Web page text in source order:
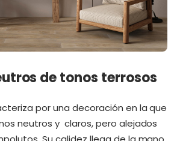
de tonos terrosos
por una decoración en la que
neutros y claros, pero alejados